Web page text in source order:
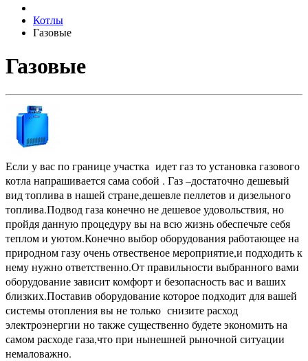
Котлы
Газовые
Газовые
Если у вас по границе участка идет газ то установка газового
котла напрашивается сама собой . Газ –достаточно дешевый
вид топлива в нашей стране,дешевле пеллетов и дизельного
топлива.Подвод газа конечно не дешевое удовольствия, но
пройдя данную процедуру вы на всю жизнь обеспечьте себя
теплом и уютом.Конечно выбор оборудования работающее на
природном газу очень отвественое мероприятие,и подходить к
нему нужно ответственно.От правильности выбранного вами
оборудование зависит комфорт и безопасность вас и ваших
близких.Поставив оборудование которое подходит для вашей
системы отопления вы не только снизите расход
электроэнергии но также существенно будете экономить на
самом расходе газа,что при нынешней рыночной ситуации
немаловажно.